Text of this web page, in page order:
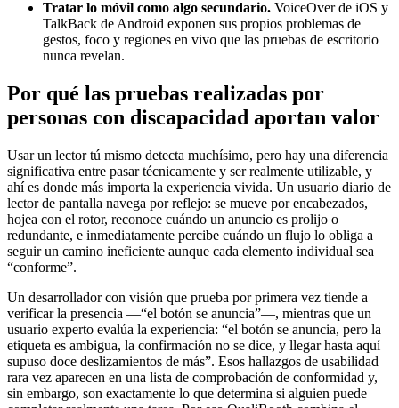
Tratar lo móvil como algo secundario. VoiceOver de iOS y
TalkBack de Android exponen sus propios problemas de
gestos, foco y regiones en vivo que las pruebas de escritorio
nunca revelan.
Por qué las pruebas realizadas por
personas con discapacidad aportan valor
Usar un lector tú mismo detecta muchísimo, pero hay una diferencia
significativa entre pasar técnicamente y ser realmente utilizable, y
ahí es donde más importa la experiencia vivida. Un usuario diario de
lector de pantalla navega por reflejo: se mueve por encabezados,
hojea con el rotor, reconoce cuándo un anuncio es prolijo o
redundante, e inmediatamente percibe cuándo un flujo lo obliga a
seguir un camino ineficiente aunque cada elemento individual sea
“conforme”.
Un desarrollador con visión que prueba por primera vez tiende a
verificar la presencia —“el botón se anuncia”—, mientras que un
usuario experto evalúa la experiencia: “el botón se anuncia, pero la
etiqueta es ambigua, la confirmación no se dice, y llegar hasta aquí
supuso doce deslizamientos de más”. Esos hallazgos de usabilidad
rara vez aparecen en una lista de comprobación de conformidad y,
sin embargo, son exactamente lo que determina si alguien puede